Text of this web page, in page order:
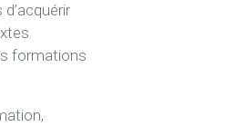
formations